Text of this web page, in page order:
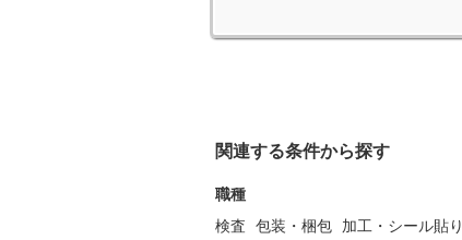
関連する条件から探す
職種
検査
包装・梱包 加工・シール貼り